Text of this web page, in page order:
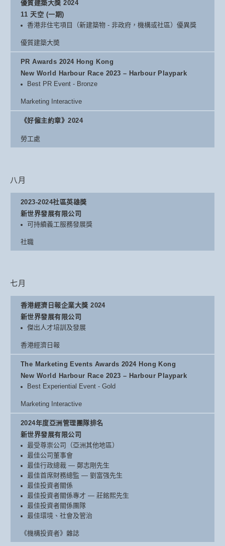
優質建築大獎 2024
11 天空 (一期)
香港非住宅項目（新建築物 - 非政府，機構或社區）優異獎
優質建築大奬
PR Awards 2024 Hong Kong
New World Harbour Race 2023 – Harbour Playpark
Best PR Event - Bronze
Marketing Interactive
《好僱主約章》2024
勞工處
八月
2023-2024社區英雄獎
新世界發展有限公司
可持續義工服務發展獎
社職
七月
香港經濟日報企業大獎 2024
新世界發展有限公司
傑出人才培訓及發展
香港經濟日報
The Marketing Events Awards 2024 Hong Kong
New World Harbour Race 2023 – Harbour Playpark
Best Experiential Event - Gold
Marketing Interactive
2024年度亞洲管理團隊排名
新世界發展有限公司
最受尊崇公司（亞洲其他地區）
最佳公司董事會
最佳行政總裁 — 鄭志剛先生
最佳首席財務總監 — 劉富强先生
最佳投資者關係
最佳投資者關係專才 — 莊銘熙先生
最佳投資者關係團隊
最佳環境、社會及管治
《機構投資者》雜誌